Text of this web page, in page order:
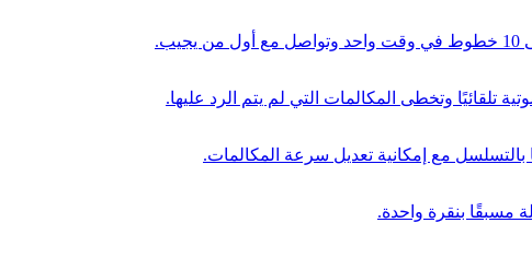
تلقائيًا وتخطى المكالمات التي لم يتم الرد عليها.
بالتسلسل مع إمكانية تعديل سرعة المكالمات.
مسبقًا بنقرة واحدة.